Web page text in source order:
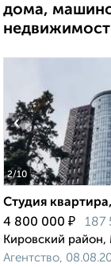
дома,
2/10
‹
Студия
4 800 000 ₽ 187
Кировский район,
Агентство,